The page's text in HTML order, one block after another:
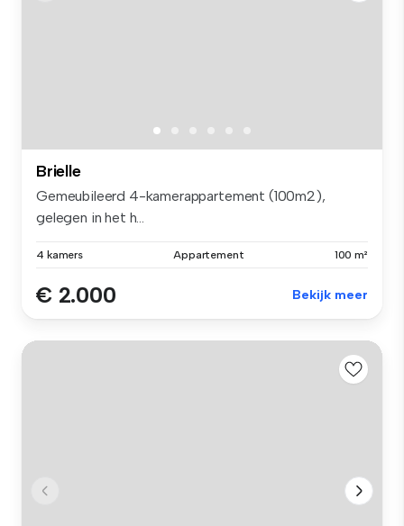
Brielle
Gemeubileerd 4-kamerappartement (100m2),
gelegen in het h...
4 kamers Appartement 100 m²
€ 2.000 Bekijk meer